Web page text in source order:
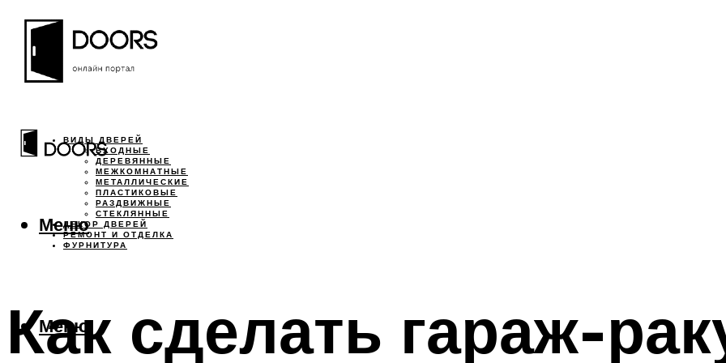
ВИДЫ ДВЕРЕЙ
ВХОДНЫЕ
ДЕРЕВЯННЫЕ
МЕЖКОМНАТНЫЕ
МЕТАЛЛИЧЕСКИЕ
ПЛАСТИКОВЫЕ
РАЗДВИЖНЫЕ
СТЕКЛЯННЫЕ
ДЕКОР ДВЕРЕЙ
РЕМОНТ И ОТДЕЛКА
ФУРНИТУРА
Меню
Меню
Как сделать гараж-